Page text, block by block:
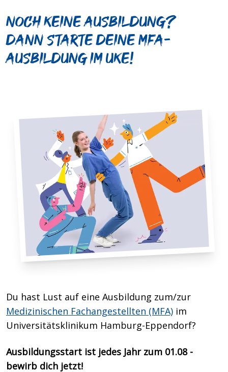
Noch keine Ausbildung?
Dann starte deine MFA-
ausbildung im UKE!
Du hast Lust auf eine Ausbildung zum/zur
Medizinischen Fachangestellten (MFA) im
Universitätsklinikum Hamburg-Eppendorf?
Ausbildungsstart ist jedes Jahr zum 01.08 -
bewirb dich jetzt!